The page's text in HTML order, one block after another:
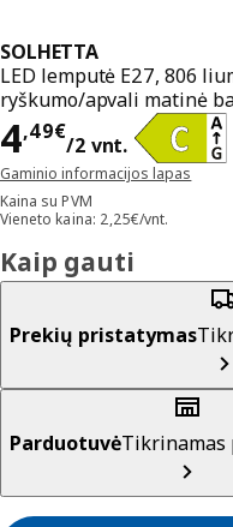
SOLHETTA
LED lemputė E27, 806
ryškumo/apvali matinė
4,49€
/2 vnt.
Kaina 4,49€/
Gaminio informacijos lapas
Kaina su PVM
Vieneto kaina: 2,25€/vnt.
Kaip gauti
Prekių pristatymas
ParduotuvėTikrinamas